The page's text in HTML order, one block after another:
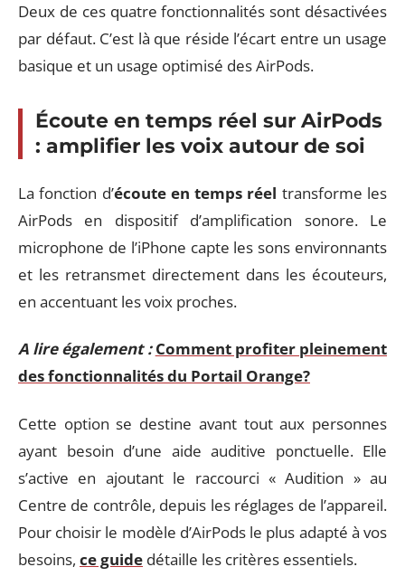
Deux de ces quatre fonctionnalités sont désactivées
par défaut. C’est là que réside l’écart entre un usage
basique et un usage optimisé des AirPods.
Écoute en temps réel sur AirPods
: amplifier les voix autour de soi
La fonction d’écoute en temps réel transforme les
AirPods en dispositif d’amplification sonore. Le
microphone de l’iPhone capte les sons environnants
et les retransmet directement dans les écouteurs,
en accentuant les voix proches.
A lire également : Comment profiter pleinement
des fonctionnalités du Portail Orange?
Cette option se destine avant tout aux personnes
ayant besoin d’une aide auditive ponctuelle. Elle
s’active en ajoutant le raccourci « Audition » au
Centre de contrôle, depuis les réglages de l’appareil.
Pour choisir le modèle d’AirPods le plus adapté à vos
besoins, ce guide détaille les critères essentiels.